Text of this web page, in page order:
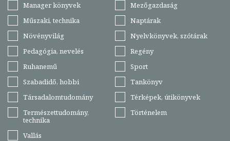
Manager könyvek
Mezőgazdaság
Műszaki, technika
Naptárak
Növényvilág
Nyelvkönyvek, szótárak
Pedagógia, nevelés
Regény
Ruhanemű
Sport
Szabadidő, hobbi
Tankönyv
Társadalomtudomány
Térképek, útikönyvek
Természettudomány,
technika
Történelem
Vallás